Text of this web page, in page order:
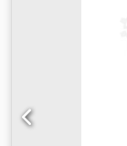
Yeni, üretici
tonajlarda özel
Djdpfx